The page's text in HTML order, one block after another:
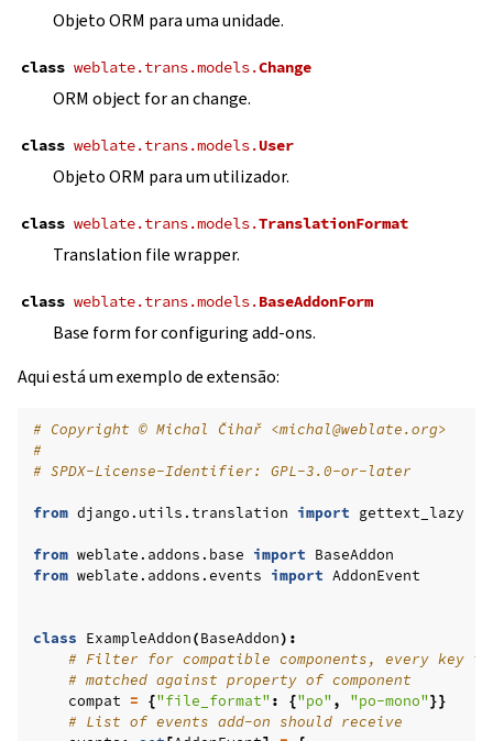
Objeto ORM para uma unidade.
class weblate.trans.models.Change
ORM object for an change.
class weblate.trans.models.User
Objeto ORM para um utilizador.
class weblate.trans.models.TranslationFormat
Translation file wrapper.
class weblate.trans.models.BaseAddonForm
Base form for configuring add-ons.
Aqui está um exemplo de extensão:
# Copyright © Michal Čihař <michal@weblate.org>
#
# SPDX-License-Identifier: GPL-3.0-or-later
from django.utils.translation import gettext_lazy
from weblate.addons.base import BaseAddon
from weblate.addons.events import AddonEvent
class ExampleAddon(BaseAddon):
# Filter for compatible components, every key is
# matched against property of component
compat = {"file_format": {"po", "po-mono"}}
# List of events add-on should receive